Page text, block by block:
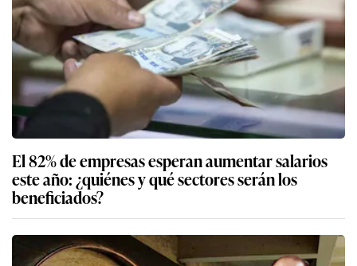
El 82% de empresas esperan aumentar salarios
este año: ¿quiénes y qué sectores serán los
beneficiados?